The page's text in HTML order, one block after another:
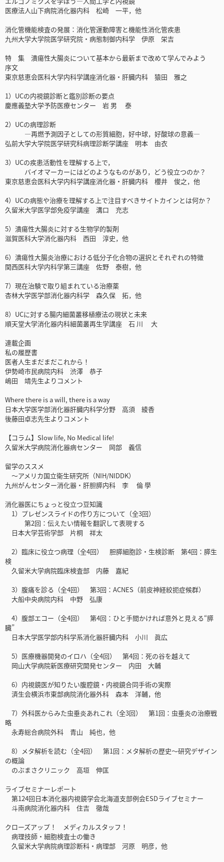
医療法人山下病院消化器内科 松崎 一平，他
消化管機能検査の発展：消化管運動障害と機能性消化管疾患
九州大学大学院医学研究院・病態制御内科学 伊原 栄吉
特 集 潰瘍性大腸炎について基本から最新まで改めて学んでみよう
序文
東京慈恵会医科大学内科学講座消化器・肝臓内科 猿田 雅之
1）UCの内視鏡診断と鑑別診断の要点
慶應義塾大学予防医療センター 岩 男 泰
2）UCの病理診断
―再燃予測因子としての形質細胞，好中球，好酸球の意義―
弘前大学大学院医学研究科病理診断学講座 明本 由衣
3）UCの疾患活動性を理解する上で，
バイオマーカーにはどのようなものがあり，どう役立つのか？
東京慈恵会医科大学内科学講座消化器・肝臓内科 櫻井 俊之，他
4）UCの病態や治療を理解する上で注目すべきサイトカインとは何か？
久留米大学医学部免疫学講座 溝口 充志
5）潰瘍性大腸炎に対する生物学的製剤
滋賀医科大学消化器内科 西田 淳史，他
6）潰瘍性大腸炎治療における低分子化合物の選択とそれぞれの特徴
関西医科大学内科学第三講座 佐野 泰樹，他
7）現在治験で取り組まれている治療薬
杏林大学医学部消化器内科学 森久保 拓，他
8）UCに対する腸内細菌叢移植療法の現状と未来
順天堂大学消化器内科細菌叢再生学講座 石 川 大
連載企画
私の履歴書
医者人生まだまだこれから！
伊勢崎市民病院内科 渋澤 恭子
嶋田 靖先生よりコメント
Where there is a will, there is a way
日本大学医学部消化器肝臓内科学分野 高須 綾香
後藤田卓志先生よりコメント
【コラム】Slow life, No Medical life!
久留米大学病院消化器病センター 岡部 義信
留学のススメ
〜アメリカ国立衛生研究所（NIH/NIDDK）
九州がんセンター消化器・肝胆膵内科 李 倫 學
消化器医にちょっと役立つ豆知識
1）プレゼンスライドの作り方について（全3回）
第2回：伝えたい情報を翻訳して表現する
日本大学芸術学部 片桐 祥太
2）臨床に役立つ病理（全4回） 胆膵細胞診・生検診断 第4回：膵生
検
久留米大学病院臨床検査部 内藤 嘉紀
3）腹痛を診る（全4回） 第3回：ACNES（前皮神経絞扼症候群）
大船中央病院内科 中野 弘康
4）腹部エコー（全4回） 第4回：ひと手間かければ意外と見える“膵
臓”
日本大学医学部内科学系消化器肝臓内科 小川 眞広
5）医療機器開発のイロハ（全4回） 第4回：死の谷を越えて
岡山大学病院新医療研究開発センター 内田 大輔
6）内視鏡医が知りたい腹腔鏡・内視鏡合同手術の実際
済生会横浜市東部病院消化器外科 森本 洋輔，他
7）外科医からみた虫垂炎あれこれ（全3回） 第1回：虫垂炎の治療戦
略
永寿総合病院外科 青山 純也，他
8）メタ解析を読む（全4回） 第1回：メタ解析の歴史〜研究デザイン
の概論
のぶまさクリニック 高垣 伸匡
ライブセミナーレポート
第124回日本消化器内視鏡学会北海道支部例会ESDライブセミナー
斗南病院消化器内科 住吉 徹哉
クローズアップ！ メディカルスタッフ！
病理技師・細胞検査士の働き
久留米大学病院病理診断科・病理部 河原 明彦，他